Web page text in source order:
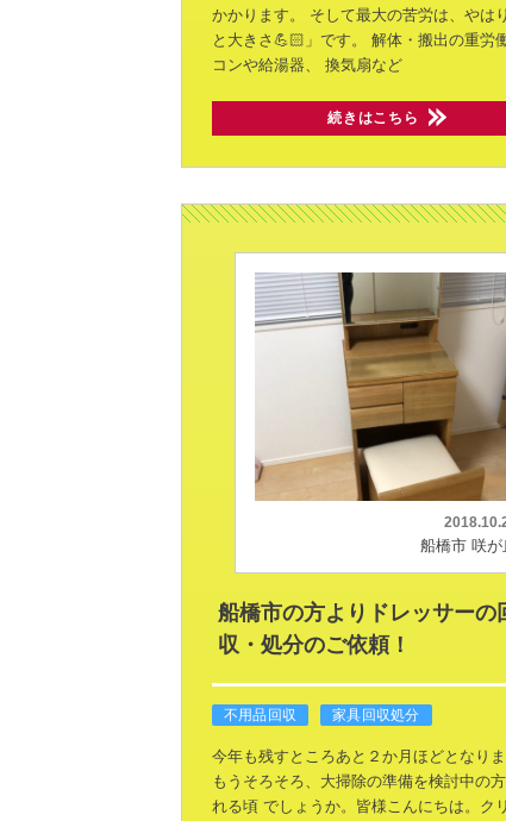
かかります。
そして最大の苦労は、やは
と大きさ💪🏻」です。
解体・搬出の重労
コンや給湯器、
換気扇など
続きはこちら
船橋市 咲が
船橋市の方よりドレッサーの
収・処分のご依頼！
不用品回収 家具回収処分
今年も残すところあと２か月ほどとなりま
もうそろそろ、大掃除の準備を検討中の
れる頃 でしょうか。皆様こんにちは。ク